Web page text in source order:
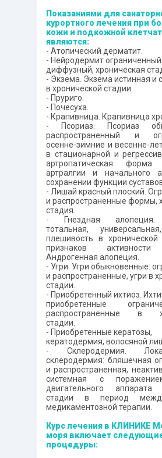
Показаниями для
курортного лечения при
кожи и подкожной
являются:
- Атопический дерматит.
- Нейродермит ограниченный
диффузный, хроническая
- Экзема. Экзема истинная и
в хронической стадии.
- Пруриго.
- Почесуха.
- Крапивница. Крапивница
- Псориаз. Псориаз
распространенный и
осенне-зимние и весенне-
в стационарной и
артропатическая
артралгии и начального
сохранении функции
- Лишай красный плоский.
и распространенные формы,
стадия.
- Гнездная алопеция.
тотальная,
плешивость в хронической
признаков активности
Андрогенная алопеция.
- Угри. Угри обыкновенные:
и распространенные, угри в
стадии.
- Приобретенный ихтиоз.
приобретенные
распространенные в
стадии.
- Приобретенные кератозы,
кератодермия, волосяной
- Склеродермия.
склеродермия: бляшечная
и распространенная,
системная с
двигательного аппарата
стадии в период
медикаментозной терапии.
Курс лечения в КЛИНИКЕ
моря включает
процедуры: